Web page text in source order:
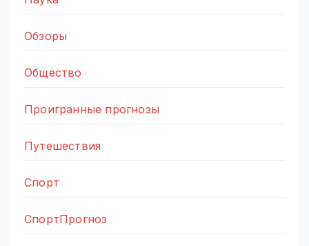
Обзоры
Общество
Проигранные прогнозы
Путешествия
Спорт
СпортПрогноз